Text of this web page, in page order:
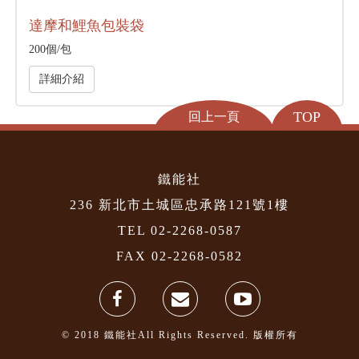
達摩和鯉魚包裝袋
200個/包
詳細介紹
TOP
回上一頁
鐵能社
236 新北市土城區忠承路121號1樓
TEL 02-2268-0587
FAX 02-2268-0582
© 2018 鐵能社All Rights Reserved. 版權所有